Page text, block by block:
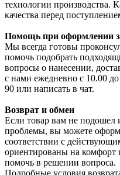
технологии производства.
качества перед
Помощь при оформлении
Мы всегда готовы
помочь подобрать
вопросы о нанесении,
с нами ежедневно с 10.00
90 или написать в чат.
Возврат и обмен
Если товар вам не подошел
проблемы, вы можете
соответствии с
ориентированы на комфорт
помочь в решении вопроса.
Подробные условия